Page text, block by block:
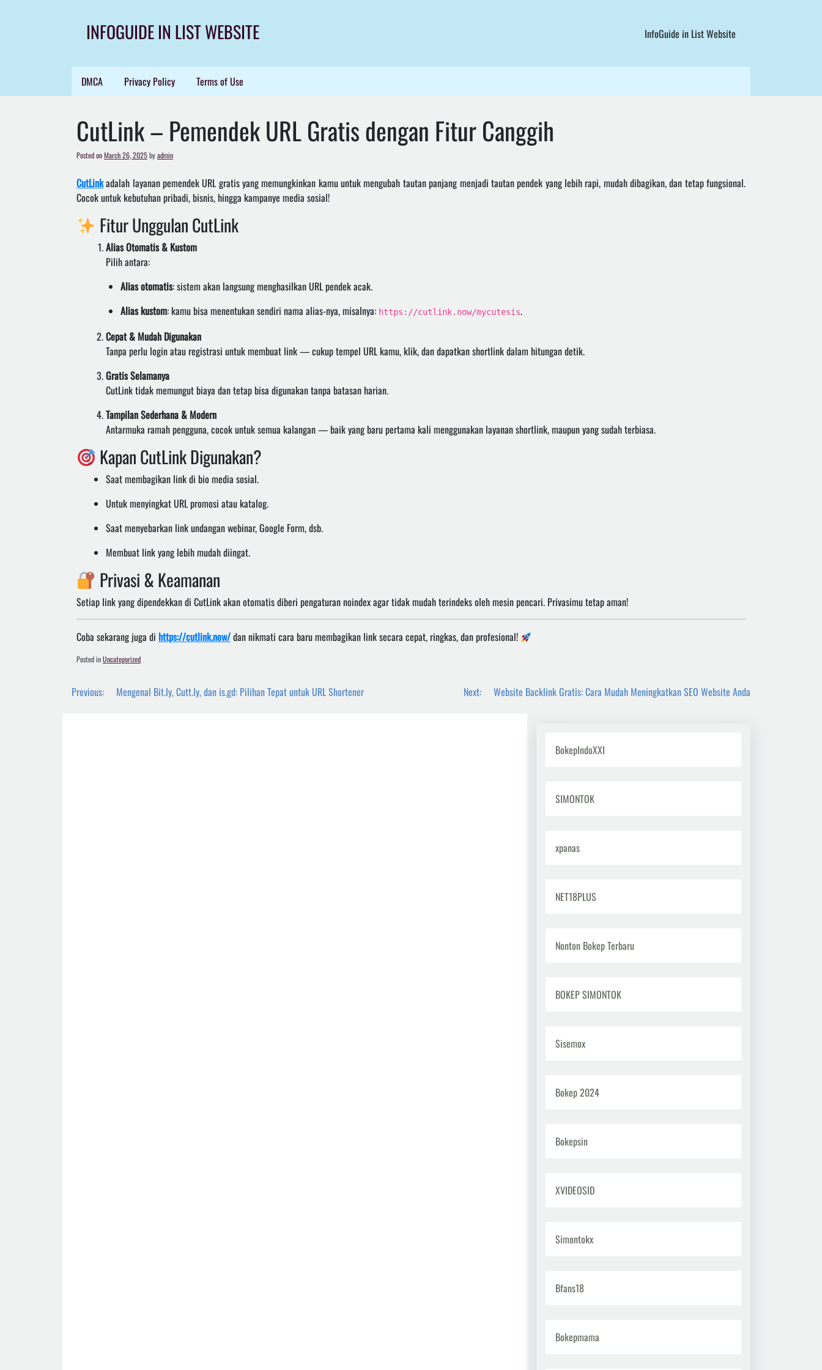
INFOGUIDE IN LIST WEBSITE InfoGuide in List Website
DMCA Privacy Policy Terms of Use
CutLink – Pemendek URL Gratis dengan Fitur Canggih
Posted onMarch 26, 2025byadmin
CutLinkadalah layanan pemendek URL gratis yang memungkinkan kamu untuk mengubah tautan panjang menjadi tautan pendek yang lebih rapi, mudah dibagikan, dan tetap fungsional.
Cocok untuk kebutuhan pribadi, bisnis, hingga kampanye media sosial!
Fitur Unggulan CutLink
Alias Otomatis & Kustom
Pilih antara:
Alias otomatis: sistem akan langsung menghasilkan URL pendek acak.
Alias kustom: kamu bisa menentukan sendiri nama alias-nya, misalnya: https://cutlink.now/mycutesis.
Cepat & Mudah Digunakan
Tanpa perlu login atau registrasi untuk membuat link — cukup tempel URL kamu, klik, dan dapatkan shortlink dalam hitungan detik.
Gratis Selamanya
CutLink tidak memungut biaya dan tetap bisa digunakan tanpa batasan harian.
Tampilan Sederhana & Modern
Antarmuka ramah pengguna, cocok untuk semua kalangan — baik yang baru pertama kali menggunakan layanan shortlink, maupun yang sudah terbiasa.
Kapan CutLink Digunakan?
Saat membagikan link di bio media sosial.
Untuk menyingkat URL promosi atau katalog.
Saat menyebarkan link undangan webinar, Google Form, dsb.
Membuat link yang lebih mudah diingat.
Privasi & Keamanan
Setiap link yang dipendekkan di CutLink akan otomatis diberi pengaturan noindex agar tidak mudah terindeks oleh mesin pencari. Privasimu tetap aman!
Coba sekarang juga di https://cutlink.now/dan nikmati cara baru membagikan link secara cepat, ringkas, dan profesional!
Posted inUncategorized
Post
Previous: Mengenal Bit.ly, Cutt.ly, dan is.gd: Pilihan Tepat untuk URL Shortener Next: Website Backlink Gratis: Cara Mudah Meningkatkan SEO Website Anda
BokepIndoXXI
SIMONTOK
xpanas
NET18PLUS
Nonton Bokep Terbaru
BOKEP SIMONTOK
Sisemox
Bokep 2024
Bokepsin
XVIDEOSID
Simontokx
Bfans18
Bokepmama